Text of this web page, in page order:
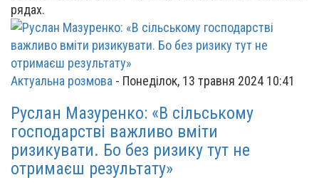
рядах.
Актуальна розмова - Понеділок, 13 травня 2024 10:41
Руслан Мазуренко: «В сільському
господарстві важливо вміти
ризикувати. Бо без ризику тут не
отримаєш результату»